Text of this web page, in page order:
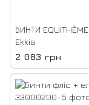
БИНТИ
Ekkia
2 083 грн